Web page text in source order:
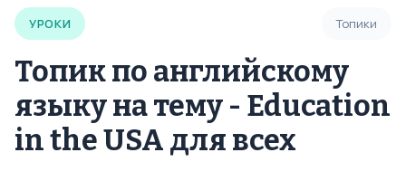
УРОКИ Топики
Топик по английскому
языку на тему - Education
in the USA для всех